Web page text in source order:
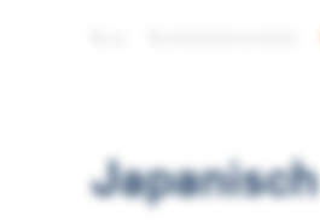
Japanisch